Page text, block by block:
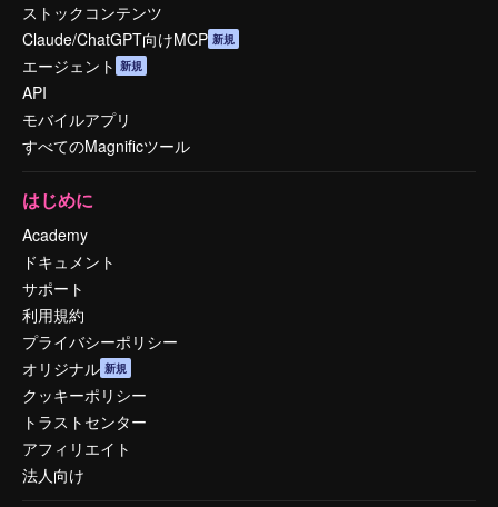
ストックコンテンツ
Claude/ChatGPT向けMCP 新規
エージェント 新規
API
モバイルアプリ
すべてのMagnificツール
はじめに
Academy
ドキュメント
サポート
利用規約
プライバシーポリシー
オリジナル 新規
クッキーポリシー
トラストセンター
アフィリエイト
法人向け